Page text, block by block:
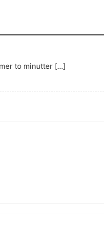
to minutter […]